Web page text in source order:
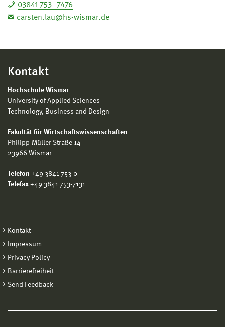
03841 753–7476
carsten.lau@hs-wismar.de
Kontakt
Hochschule Wismar
University of Applied Sciences
Technology, Business and Design
Fakultät für Wirtschaftswissenschaften
Philipp-Müller-Straße 14
23966 Wismar
Telefon +49 3841 753-0
Telefax +49 3841 753-7131
Kontakt
Impressum
Privacy Policy
Barrierefreiheit
Send Feedback